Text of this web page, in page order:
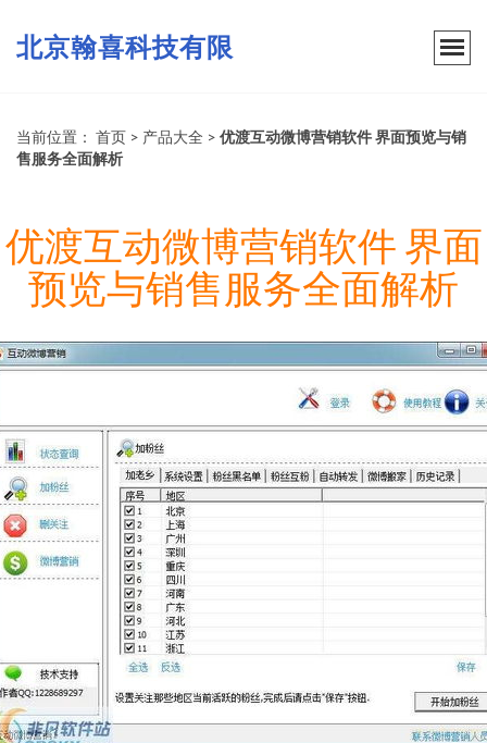
北京翰喜科技有限
当前位置： 首页 > 产品大全 > 优渡互动微博营销软件 界面预览与销
售服务全面解析
优渡互动微博营销软件 界面
预览与销售服务全面解析